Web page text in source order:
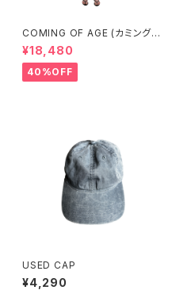
COMING OF AGE (カミングオ
ブエイジ) DRAWSTRING MIN
I SKIRT (GINGHAM LIME/BL
ACK）
¥18,480
40%OFF
USED CAP
¥4,290